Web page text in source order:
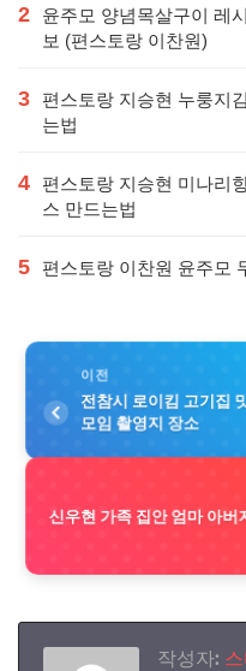
2
윤주모 양념목살구이 레
보 (편스토랑 이찬원)
3
편스토랑 지승현 누룽지
는법
4
편스토랑 지승현 미나리
스 만드는법
5 편스토랑 이찬원 윤주모
이전
전참시 로이킴 고기집
모임 촬영지 장소
신우현 가족 집안 엄마 아버
작성자: